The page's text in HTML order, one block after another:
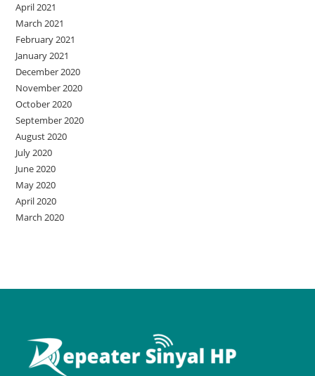
April 2021
March 2021
February 2021
January 2021
December 2020
November 2020
October 2020
September 2020
August 2020
July 2020
June 2020
May 2020
April 2020
March 2020